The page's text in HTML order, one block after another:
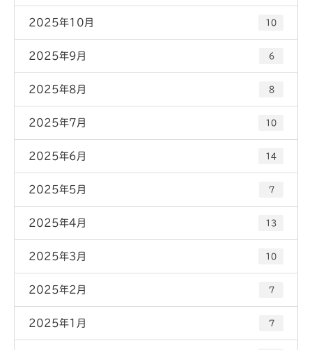
2025年10月 10
2025年9月 6
2025年8月 8
2025年7月 10
2025年6月 14
2025年5月 7
2025年4月 13
2025年3月 10
2025年2月 7
2025年1月 7